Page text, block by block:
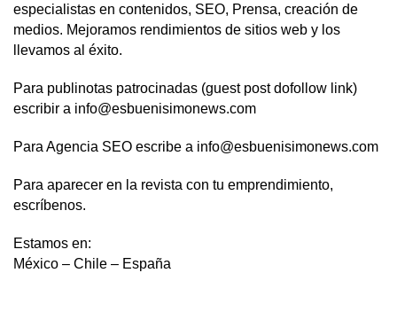
especialistas en contenidos, SEO, Prensa, creación de
medios. Mejoramos rendimientos de sitios web y los
llevamos al éxito.
Para publinotas patrocinadas (guest post dofollow link)
escribir a info@esbuenisimonews.com
Para Agencia SEO escribe a info@esbuenisimonews.com
Para aparecer en la revista con tu emprendimiento,
escríbenos.
Estamos en:
México – Chile – España